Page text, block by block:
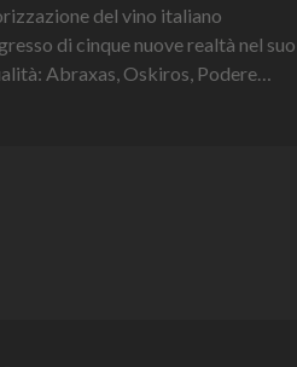
del vino italiano
di cinque nuove realtà nel suo
Abraxas, Oskiros, Podere